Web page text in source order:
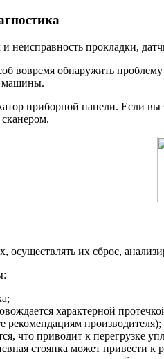
неисправность прокладки,
вовремя обнаружить
машины.
приборной панели. Если вы
осуществлять их сброс,
характерной
рекомендациям производителя);
что приводит к перегрузке
стоянка может привести